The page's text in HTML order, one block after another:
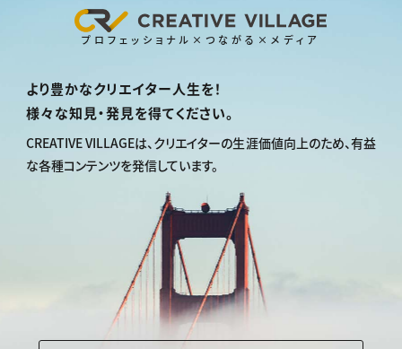
プロフェッショナル×つながる×メディア
より豊かなクリエイター人生を！
様々な知見・発見を得てください。
CREATIVE VILLAGEは、 クリエイターの生涯価値向上のため、有益
な各種コンテンツを発信しています。